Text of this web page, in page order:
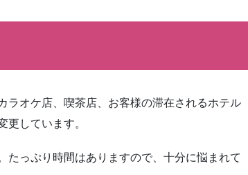
ラオケ店、喫茶店、お客様の滞在されるホテル
更しています。
たっぷり時間はありますので、十分に悩まれて